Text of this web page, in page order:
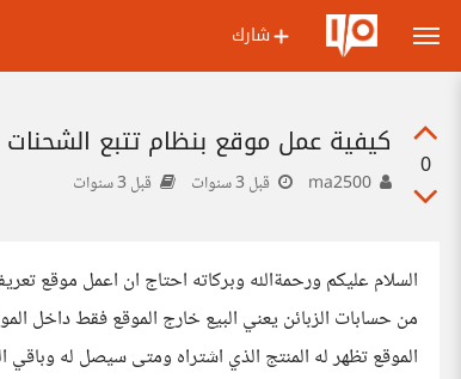
شارك
0
كيفية عمل موقع بنظام تتبع الشحنات
قبل 3 سنوات قبل 3 سنوات
السلام عليكم ورحمةالله وبركاته احتاج ان اعمل
من حسابات الزبائن يعني البيع خارج الموقع فقط داخل
الموقع تظهر له المنتج الذي اشتراه ومتى سيصل له وباقي